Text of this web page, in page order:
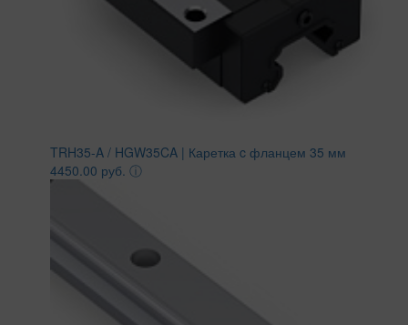
TRH35-A / HGW35CA | Каретка c фланцем 35 мм
4450.00 руб. ⓘ